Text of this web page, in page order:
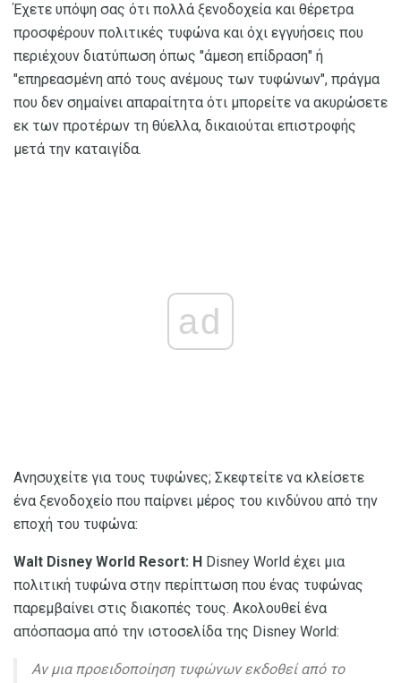
Έχετε υπόψη σας ότι πολλά ξενοδοχεία και θέρετρα
προσφέρουν πολιτικές τυφώνα και όχι εγγυήσεις που
περιέχουν διατύπωση όπως "άμεση επίδραση" ή
"επηρεασμένη από τους ανέμους των τυφώνων", πράγμα
που δεν σημαίνει απαραίτητα ότι μπορείτε να ακυρώσετε
εκ των προτέρων τη θύελλα, δικαιούται επιστροφής
μετά την καταιγίδα.
ad
Ανησυχείτε για τους τυφώνες; Σκεφτείτε να κλείσετε
ένα ξενοδοχείο που παίρνει μέρος του κινδύνου από την
εποχή του τυφώνα:
Walt Disney World Resort: Η Disney World έχει μια
πολιτική τυφώνα στην περίπτωση που ένας τυφώνας
παρεμβαίνει στις διακοπές τους. Ακολουθεί ένα
απόσπασμα από την ιστοσελίδα της Disney World:
Αν μια προειδοποίηση τυφώνων εκδοθεί από το